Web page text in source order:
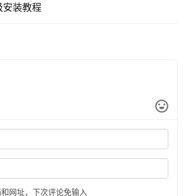
安装教程
网址，下次评论免输入